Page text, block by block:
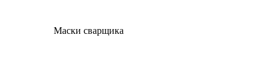
Маски сварщика